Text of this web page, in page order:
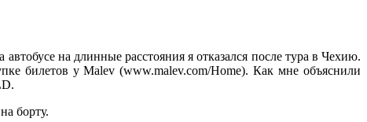
на длинные расстояния я отказался после тура в Чехию.
билетов у Malev (www.malev.com/Home). Как мне объяснили
борту.